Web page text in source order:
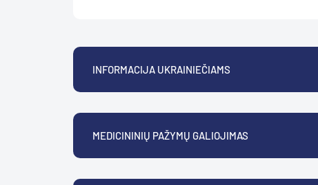
INFORMACIJA UKRAINIEČIAMS
MEDICININIŲ PAŽYMŲ GALIOJIMAS